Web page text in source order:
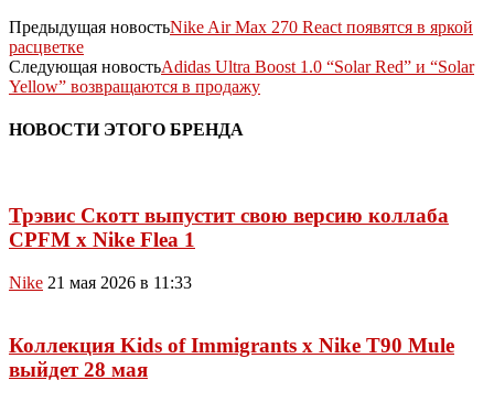
Предыдущая новостьNike Air Max 270 React появятся в яркой
расцветке
Следующая новостьAdidas Ultra Boost 1.0 “Solar Red” и “Solar
Yellow” возвращаются в продажу
НОВОСТИ ЭТОГО БРЕНДА
Трэвис Скотт выпустит свою версию коллаба
CPFM x Nike Flea 1
Nike 21 мая 2026 в 11:33
Коллекция Kids of Immigrants x Nike T90 Mule
выйдет 28 мая